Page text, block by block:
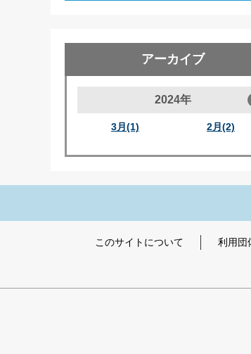
アーカイブ
2024年
3月(1) 2月(2)
このサイトについて 利用団